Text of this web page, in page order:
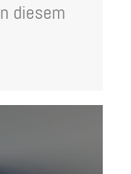
diesem